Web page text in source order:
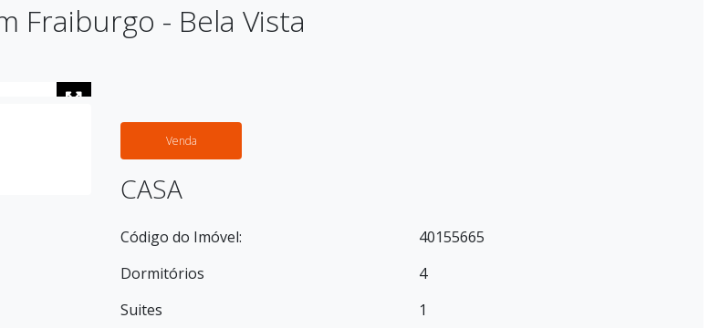
Fraiburgo - Bela Vista
Venda
CASA
Código do Imóvel:
40155665
Dormitórios
4
Suites
1